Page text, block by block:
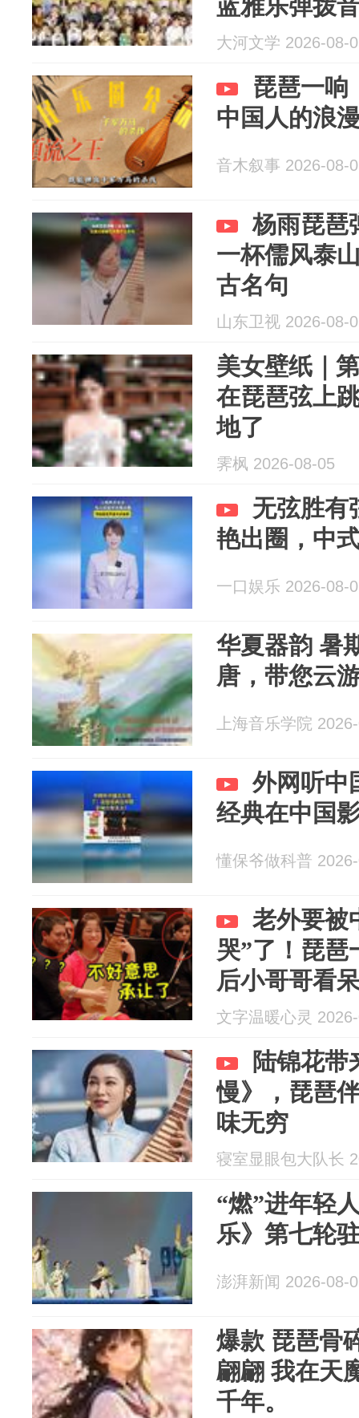
蓝雅乐弹拨
大河文学 2026-08-
琵琶一响
中国人的浪
音木叙事 2026-08-
杨雨琵琶
一杯儒风泰
古名句
山东卫视 2026-08-
美女壁纸｜
在琵琶弦上
地了
霁枫 2026-08-05
无弦胜有
艳出圈，中
一口娱乐 2026-08-
华夏器韵 暑
唐，带您云
上海音乐学院
外网听中
经典在中国
懂保爷做科普
老外要被
哭”了！琵琶
后小哥哥看
文字温暖心灵
陆锦花带
慢》，琵琶
味无穷
寝室显眼包大队长
“燃”进年轻
乐》第七轮
澎湃新闻 2026-08-
爆款 琵琶骨
翩翩 我在天
千年。